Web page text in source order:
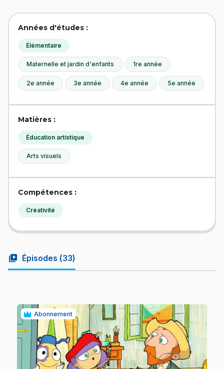
Années d'études :
Élémentaire
Maternelle et jardin d'enfants 1re année
2e année 3e année 4e année 5e année
Matières :
Éducation artistique
Arts visuels
Compétences :
Créativité
video_library Épisodes (33)
Abonnement